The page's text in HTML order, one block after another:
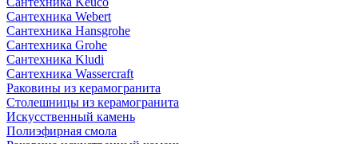
Сантехника Webert
Сантехника Hansgrohe
Сантехника Grohe
Сантехника Kludi
Сантехника Wassercraft
Раковины из керамогранита
Столешницы из керамогранита
Искусственный камень
Полиэфирная смола